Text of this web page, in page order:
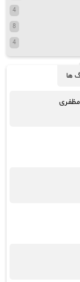
4
8
4
ها